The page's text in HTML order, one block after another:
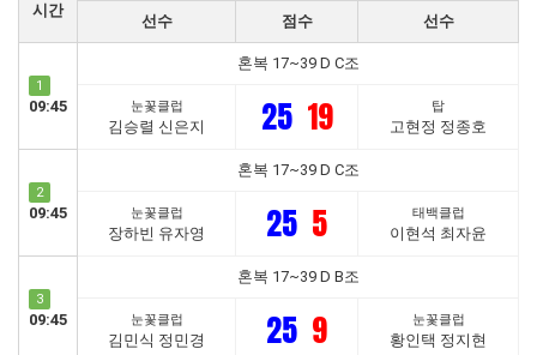
시간
선수 점수 선수
1
09:45
혼복 17~39 D C조
눈꽃클럽
김승렬 신은지 25 19 탑
고현정 정종호
2
09:45
혼복 17~39 D C조
눈꽃클럽
장하빈 유자영 25 5 태백클럽
이현석 최자윤
3
09:45
혼복 17~39 D B조
눈꽃클럽
김민식 정민경 25 9 눈꽃클럽
황인택 정지현